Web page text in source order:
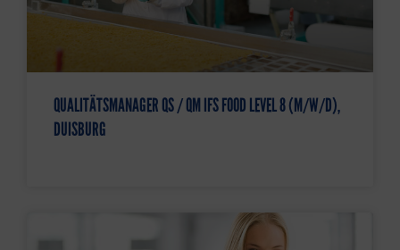
QUALITÄTSMANAGER QS / QM IFS FOOD LEVEL 8 (M/W/D),
DUISBURG